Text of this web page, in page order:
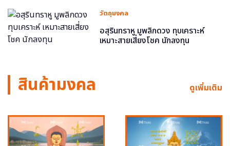
วัตถุมงคล
อสุรินทราหู มูพลิกดวง ทุบเคราะห์
เหมาะสายเสี่ยงโชค นักลงทุน
สินค้ามงคล ดูเพิ่มเติม